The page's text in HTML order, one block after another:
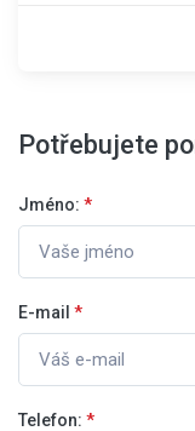
Potřebujete
Jméno: *
E-mail *
Telefon: *